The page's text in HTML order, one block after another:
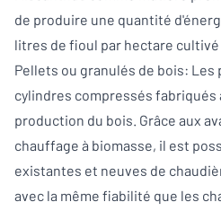
de produire une quantité
litres de fioul par hectare cultivé
Pellets ou granulés de bois:
cylindres compressés fabriqués
production du bois. Grâce aux
chauffage à biomasse, il est
existantes et neuves de
avec la même fiabilité que les